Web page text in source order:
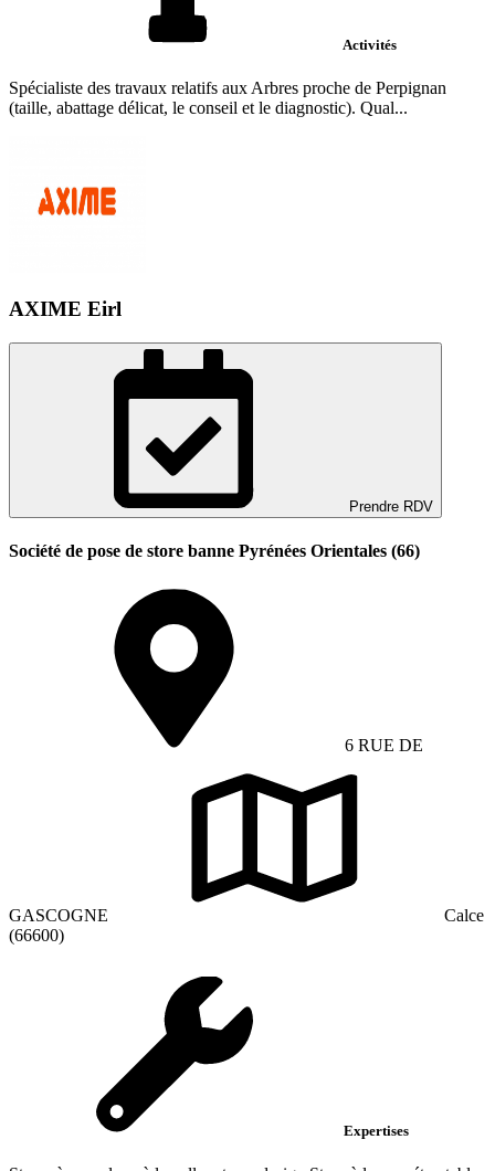
Activités
Spécialiste des travaux relatifs aux Arbres proche de Perpignan
(taille, abattage délicat, le conseil et le diagnostic). Qual...
AXIME Eirl
Prendre RDV
Société de pose de store banne Pyrénées Orientales (66)
6 RUE DE
GASCOGNE
Calce
(66600)
Expertises